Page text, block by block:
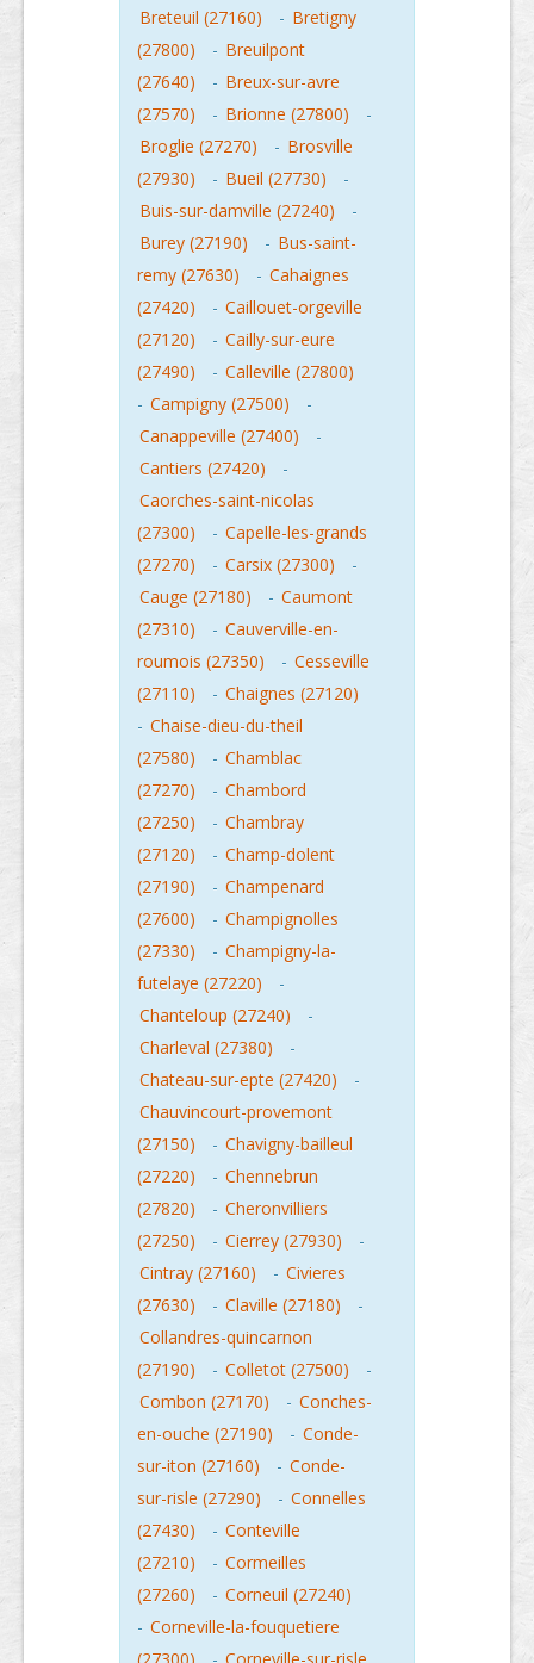
Breteuil (27160)
- Bretigny
(27800)
- Breuilpont
(27640)
- Breux-sur-avre
(27570)
- Brionne (27800)
-
Broglie (27270)
- Brosville
(27930)
- Bueil (27730)
-
Buis-sur-damville (27240)
-
Burey (27190)
- Bus-saint-
remy (27630)
- Cahaignes
(27420)
- Caillouet-orgeville
(27120)
- Cailly-sur-eure
(27490)
- Calleville (27800)
- Campigny (27500)
-
Canappeville (27400)
-
Cantiers (27420)
-
Caorches-saint-nicolas
(27300)
- Capelle-les-grands
(27270)
- Carsix (27300)
-
Cauge (27180)
- Caumont
(27310)
- Cauverville-en-
roumois (27350)
- Cesseville
(27110)
- Chaignes (27120)
- Chaise-dieu-du-theil
(27580)
- Chamblac
(27270)
- Chambord
(27250)
- Chambray
(27120)
- Champ-dolent
(27190)
- Champenard
(27600)
- Champignolles
(27330)
- Champigny-la-
futelaye (27220)
-
Chanteloup (27240)
-
Charleval (27380)
-
Chateau-sur-epte (27420)
-
Chauvincourt-provemont
(27150)
- Chavigny-bailleul
(27220)
- Chennebrun
(27820)
- Cheronvilliers
(27250)
- Cierrey (27930)
-
Cintray (27160)
- Civieres
(27630)
- Claville (27180)
-
Collandres-quincarnon
(27190)
- Colletot (27500)
-
Combon (27170)
- Conches-
en-ouche (27190)
- Conde-
sur-iton (27160)
- Conde-
sur-risle (27290)
- Connelles
(27430)
- Conteville
(27210)
- Cormeilles
(27260)
- Corneuil (27240)
- Corneville-la-fouquetiere